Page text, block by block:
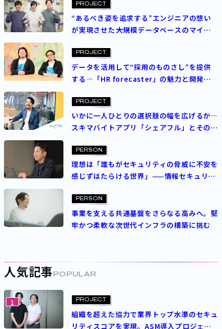
PROJECT
“あるべき姿を追求する”エンジニアの想い
が実現させた――大規模データベースのマイク
PROJECT
データを活用して“採用のものさし”を提供
する―「HR forecaster」の魅力と開発に
PROJECT
いかに一人ひとりの選択肢の幅を広げるか―
スキマバイトアプリ「シェアフル」とその開
PERSON
理想は「誰もがセキュリティの脅威に不安を
感じずはたらける世界」——情報セキュリ
グランドデザイン
PERSON
事業を支える共通基盤をさらなる高みへ。堅
牢かつ柔軟な次世代インフラの構築に挑む
人気記事 POPULAR
1 PROJECT
組織を超えた協力で業界トップ水準のセキュ
リティスコアを実現。ASM導入プロジェク